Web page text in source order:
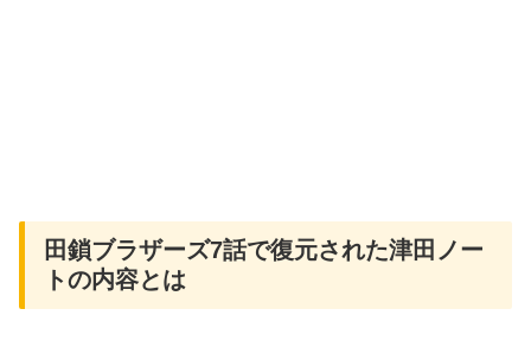
田鎖ブラザーズ7話で復元された津田ノー
トの内容とは